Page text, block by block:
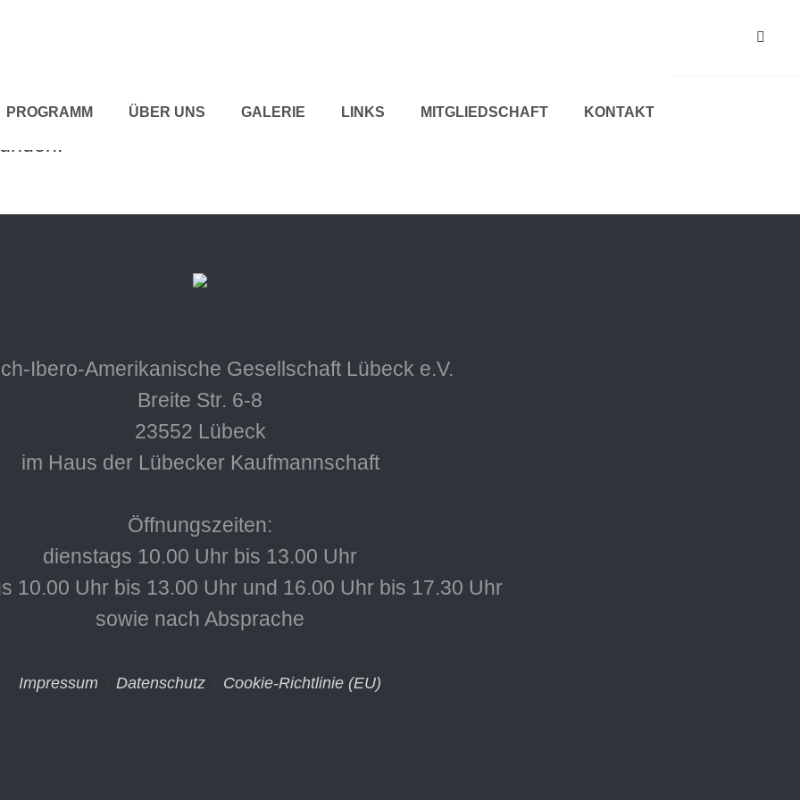
PROGRAMM ÜBER UNS GALERIE LINKS MITGLIEDSCHAFT KONTAKT
Ibero-Amerikanische Gesellschaft Lübeck e.V.
Breite Str. 6-8
23552 Lübeck
im Haus der Lübecker Kaufmannschaft
Öffnungszeiten:
dienstags 10.00 Uhr bis 13.00 Uhr
10.00 Uhr bis 13.00 Uhr und 16.00 Uhr bis 17.30 Uhr
sowie nach Absprache
Impressum Datenschutz Cookie-Richtlinie (EU)